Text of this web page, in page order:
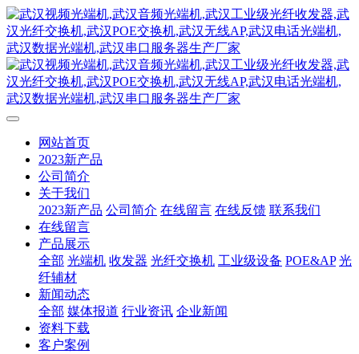
网站首页
2023新产品
公司简介
关于我们
2023新产品 公司简介 在线留言 在线反馈 联系我们
在线留言
产品展示
全部 光端机 收发器 光纤交换机 工业级设备 POE&AP 光
纤辅材
新闻动态
全部 媒体报道 行业资讯 企业新闻
资料下载
客户案例